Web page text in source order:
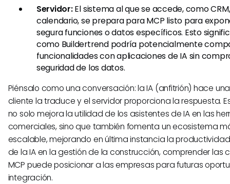
Servidor:El sistema al que se accede, como
calendario, se prepara para MCP listo para
segura funciones o datos específicos. Esto
como Buildertrend podría potencialmente
funcionalidades con aplicaciones de IA sin
seguridad de los datos.
Piénsalo como una conversación: la IA (anfitrión) hace
cliente la traduce y el servidor proporciona la respuesta.
no solo mejora la utilidad de los asistentes de IA en las
comerciales, sino que también fomenta un ecosistema
escalable, mejorando en última instancia la
de la IA en la gestión de la construcción, comprender
MCP puede posicionar a las empresas para futuras
integración.